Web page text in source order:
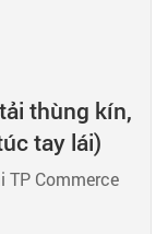
thùng kín,
tay lái)
TP Commerce